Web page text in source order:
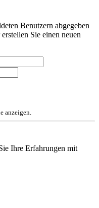
Benutzern abgegeben
Sie einen neuen
anzeigen.
Ihre Erfahrungen mit